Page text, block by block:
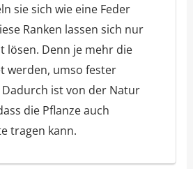
sie sich wie eine Feder
Ranken lassen sich nur
lösen. Denn je mehr die
werden, umso fester
Dadurch ist von der Natur
die Pflanze auch
tragen kann.